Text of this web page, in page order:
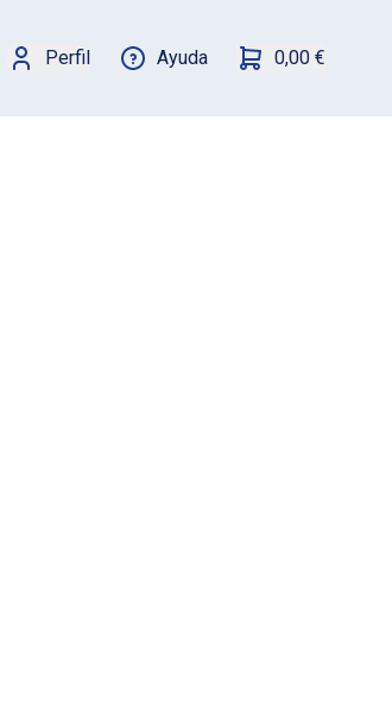
Perfil Ayuda 0,00 €